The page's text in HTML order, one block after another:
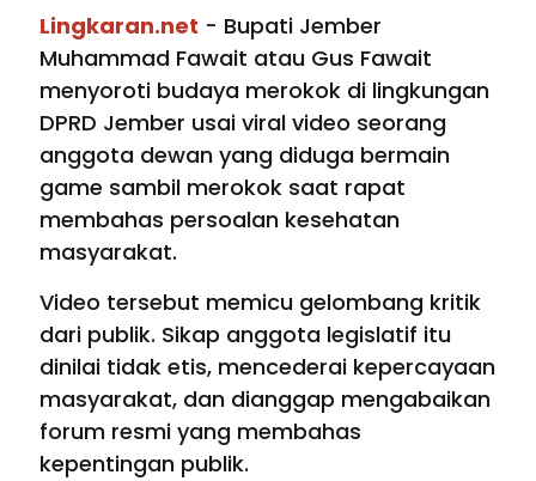
Lingkaran.net - Bupati Jember
Muhammad Fawait atau Gus Fawait
menyoroti budaya merokok di lingkungan
DPRD Jember usai viral video seorang
anggota dewan yang diduga bermain
game sambil merokok saat rapat
membahas persoalan kesehatan
masyarakat.
Video tersebut memicu gelombang kritik
dari publik. Sikap anggota legislatif itu
dinilai tidak etis, mencederai kepercayaan
masyarakat, dan dianggap mengabaikan
forum resmi yang membahas
kepentingan publik.